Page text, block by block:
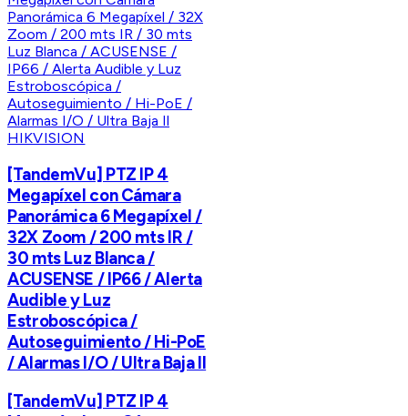
HIKVISION
[TandemVu] PTZ IP 4
Megapíxel con Cámara
Panorámica 6 Megapíxel /
32X Zoom / 200 mts IR /
30 mts Luz Blanca /
ACUSENSE / IP66 / Alerta
Audible y Luz
Estroboscópica /
Autoseguimiento / Hi-PoE
/ Alarmas I/O / Ultra Baja Il
[TandemVu] PTZ IP 4